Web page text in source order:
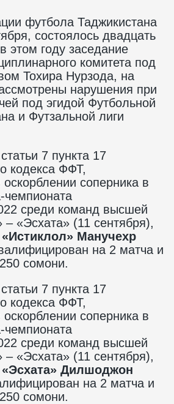
футбола Таджикистана
состоялось двадцать
этом году заседание
комитета под
Тохира Нурзода, на
нарушения при
под эгидой Футбольной
и Футзальной лиги
7 пункта 17
кодекса ФФТ,
соперника в
чемпионата
среди команд высшей
– «Эсхата» (11 сентября),
Манучехр
на 2 матча и
сомони.
7 пункта 17
кодекса ФФТ,
соперника в
чемпионата
среди команд высшей
– «Эсхата» (11 сентября),
Дилшоджон
на 2 матча и
сомони.